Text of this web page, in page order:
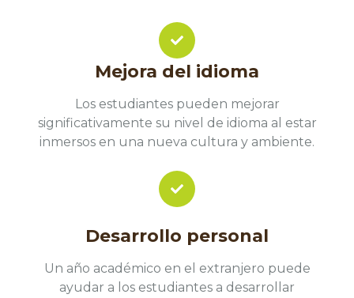
Mejora del idioma
Los estudiantes pueden mejorar
significativamente su nivel de idioma al estar
inmersos en una nueva cultura y ambiente.
Desarrollo personal
Un año académico en el extranjero puede
ayudar a los estudiantes a desarrollar